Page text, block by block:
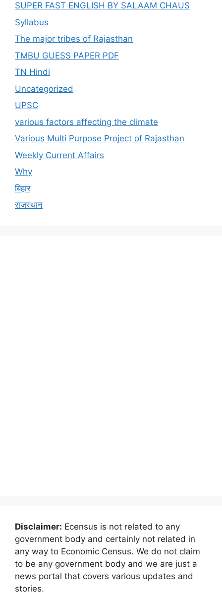
SUPER FAST ENGLISH BY SALAAM CHAUS
Syllabus
The major tribes of Rajasthan
TMBU GUESS PAPER PDF
TN Hindi
Uncategorized
UPSC
various factors affecting the climate
Various Multi Purpose Project of Rajasthan
Weekly Current Affairs
Why
बिहार
राजस्थान
Disclaimer: Ecensus is not related to any
government body and certainly not related in
any way to Economic Census. We do not claim
to be any government body and we are just a
news portal that covers various updates and
stories.